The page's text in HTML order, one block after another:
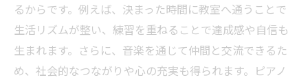
るからです。例えば、決まった時間に教室へ通うことで
生活リズムが整い、練習を重ねることで達成感や自信も
生まれます。さらに、音楽を通じて仲間と交流できるた
め、社会的なつながりや心の充実も得られます。ピアノ